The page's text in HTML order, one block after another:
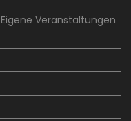
Eigene Veranstaltungen